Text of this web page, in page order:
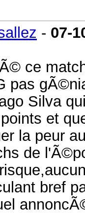
- 07-
ce
pas
Silva
et
la peur
de
bref